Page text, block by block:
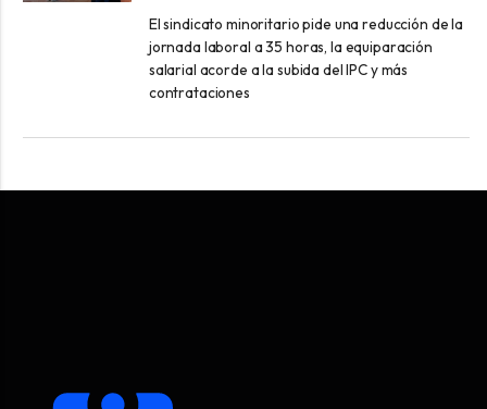
El sindicato minoritario pide una reducción de la
jornada laboral a 35 horas, la equiparación
salarial acorde a la subida del IPC y más
contrataciones